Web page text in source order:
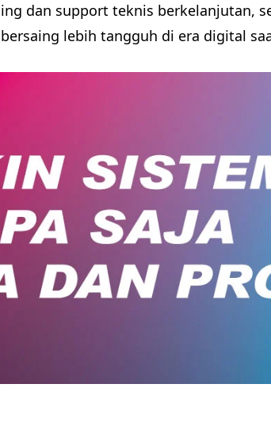
dan support teknis berkelanjutan,
lebih tangguh di era digital